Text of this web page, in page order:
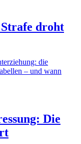
droht
die
– und wann
Die